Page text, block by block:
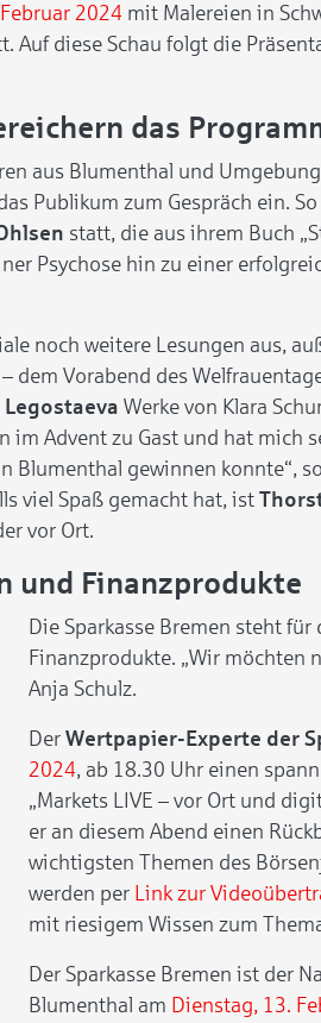
2024 mit Malereien in
Auf diese Schau folgt die
das
aus Blumenthal und
Publikum zum Gespräch ein.
statt, die aus ihrem Buch
Psychose hin zu einer
noch weitere Lesungen aus,
dem Vorabend des
Werke von Klara
im Advent zu Gast und hat mich
Blumenthal gewinnen konnte“,
viel Spaß gemacht hat, ist
vor Ort.
und Finanzprodukte
Die Sparkasse Bremen steht
Finanzprodukte. „Wir möchten
Anja Schulz.
Der Wertpapier-Experte der
2024, ab 18.30 Uhr einen
„Markets LIVE – vor Ort und
er an diesem Abend einen
wichtigsten Themen des
werden per Link zur
mit riesigem Wissen zum
Der Sparkasse Bremen ist der
Blumenthal am Dienstag, 13.